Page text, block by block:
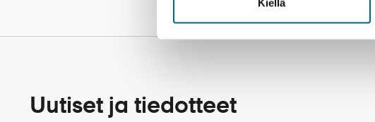
Kiellä
Su 21.10. Muranon ja Buranon
Kristina Cruisesin erityis- ja
HYVÄ TIETÄÄ MATKUSTAJILLE
Uutiset ja tiedotteet